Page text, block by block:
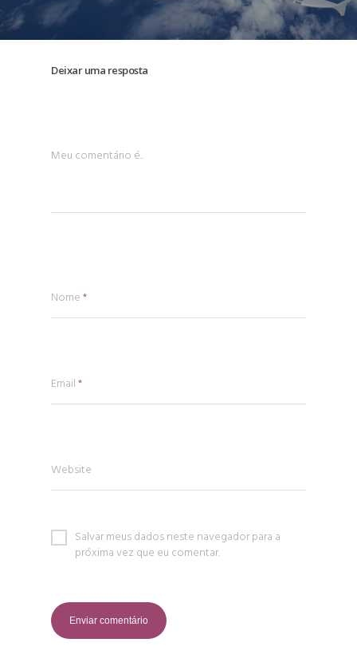
Deixar uma resposta
Meu comentário é..
Nome*
Email*
Website
Salvar meus dados neste navegador para a
próxima vez que eu comentar.